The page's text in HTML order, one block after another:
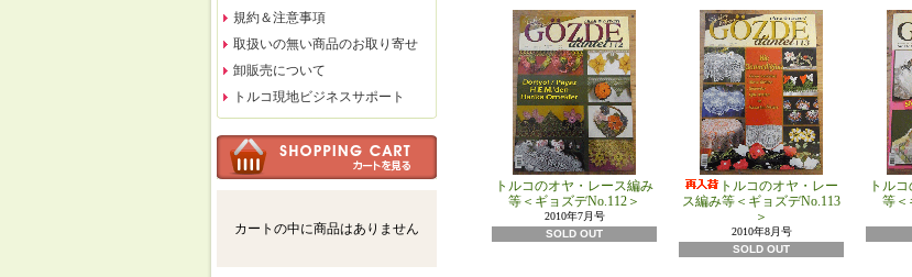
規約＆注意事項
取扱いの無い商品のお取り寄せ
卸販売について
トルコ現地ビジネスサポート
カートの中に商品はありません
トルコのオヤ・レース編み
等＜ギョズデNo.112＞
2010年7月号
SOLD OUT
トルコのオヤ・レー
ス編み等＜ギョズデNo.113
＞
2010年8月号
SOLD OUT
トル
等＜